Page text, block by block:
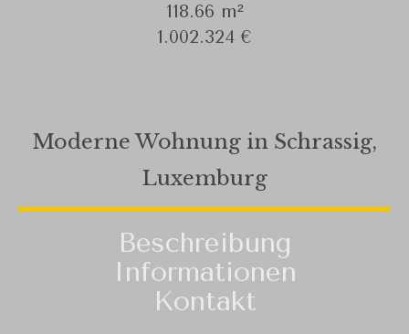
118.66 m²
1.002.324 €
Moderne Wohnung in Schrassig,
Luxemburg
Beschreibung
Informationen
Kontakt